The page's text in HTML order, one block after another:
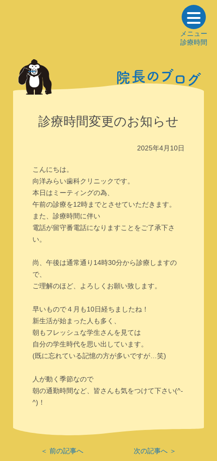
メニュー
診療時間
院長 の ブロ グ
診療時間変更のお知らせ
2025年4月10日
こんにちは。
向洋みらい歯科クリニックです。
本日はミーティングの為、
午前の診療を12時までとさせていただきます。
また、診療時間に伴い
電話が留守番電話になりますことをご了承下さ
い。
尚、午後は通常通り14時30分から診療しますの
で、
ご理解のほど、よろしくお願い致します。
早いもので４月も10日経ちましたね！
新生活が始まった人も多く、
朝もフレッシュな学生さんを見ては
自分の学生時代を思い出しています。
(既に忘れている記憶の方が多いですが…笑)
人が動く季節なので
朝の通勤時間など、皆さんも気をつけて下さい(^-
^)！
＜ 前の記事へ 次の記事へ ＞